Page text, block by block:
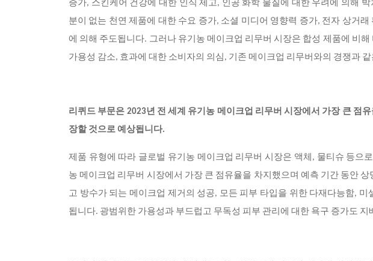
증가, 스킨케어 건강에 대한 인식 제고, 인공 화학 물질에 대한 우려에 의해
분이 없는 천연 제품에 대한 수요 증가, 소셜 미디어 영향력 증가, 전자 상거
에 의해 주도됩니다. 그러나 유기농 메이크업 리무버 시장은 합성 제품에 비
가용성 감소, 효과에 대한 소비자의 의심, 기존 메이크업 리무버와의 경쟁과
리퀴드 부문은 2023년 전 세계 유기농 메이크업 리무버 시장에서 가장 큰 점
장할 것으로 예상됩니다.
제품 유형에 따라 글로벌 유기농 메이크업 리무버 시장은 액체, 물티슈 등으
농 메이크업 리무버 시장에서 가장 큰 점유율을 차지했으며 예측 기간 동안
고 방수가 되는 메이크업 제거의 성공, 모든 피부 타입을 위한 다재다능함,
됩니다. 광범위한 가용성과 부드럽고 무독성 피부 관리에 대한 욕구 증가도 지